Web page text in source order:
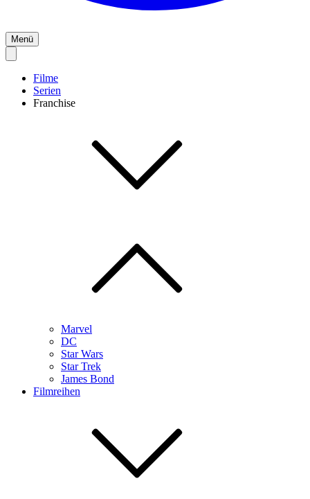
Menü
Filme
Serien
Franchise
Marvel
DC
Star Wars
Star Trek
James Bond
Filmreihen